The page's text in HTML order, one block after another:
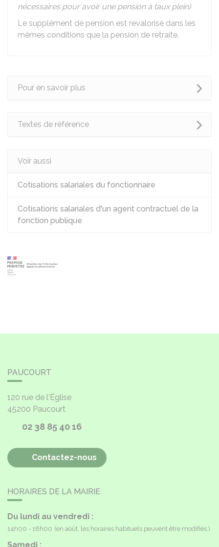
nécessaires pour avoir une pension à taux plein)
Le supplément de pension est revalorisé dans les
mêmes conditions que la pension de retraite.
Pour en savoir plus
Textes de référence
Voir aussi
Cotisations salariales du fonctionnaire
Cotisations salariales d'un agent contractuel de la
fonction publique
PAUCOURT
120 rue de l'Église
45200 Paucourt
02 38 85 40 16
Contactez-nous
HORAIRES DE LA MAIRIE
Du lundi au vendredi :
14h00 - 18h00 (en août, les horaires habituels peuvent être modifiés.)
Samedi :